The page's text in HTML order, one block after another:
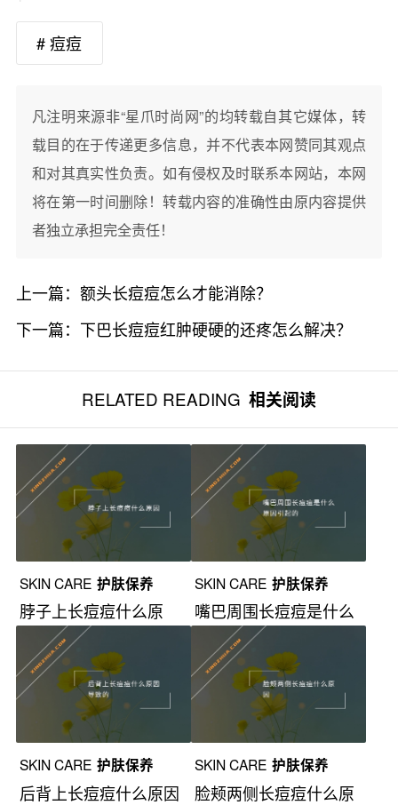
# 痘痘
凡注明来源非“星爪时尚网”的均转载自其它媒体，转
载目的在于传递更多信息，并不代表本网赞同其观点
和对其真实性负责。如有侵权及时联系本网站，本网
将在第一时间删除！转载内容的准确性由原内容提供
者独立承担完全责任！
上一篇： 额头长痘痘怎么才能消除？
下一篇： 下巴长痘痘红肿硬硬的还疼怎么解决？
RELATED READING 相关阅读
SKIN CARE 护肤保养
脖子上长痘痘什么原
因？
SKIN CARE 护肤保养
嘴巴周围长痘痘是什么
原因引起的？
SKIN CARE 护肤保养
后背上长痘痘什么原因
SKIN CARE 护肤保养
脸颊两侧长痘痘什么原